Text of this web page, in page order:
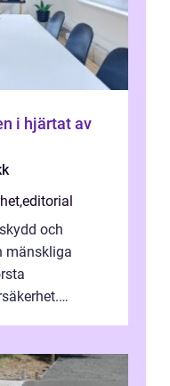
,editorial
och
mänskliga